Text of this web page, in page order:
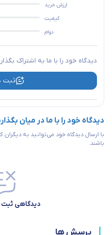
ارزش خرید
کیفیت
دوام
دیدگاه خود را با ما به اشتراک
ثبت
دیدگاه خود را با ما در میان
با ارسال دیدگاه خود می‌توانید به
باشند.
دیدگاهی
پرسش ها